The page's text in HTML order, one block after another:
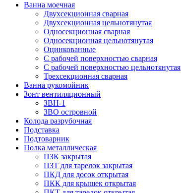
Ванна моечная
Двухсекционная сварная
Двухсекционная цельнотянутая
Односекционная сварная
Односекционная цельнотянутая
Оцинкованные
С рабочей поверхностью сварная
С рабочей поверхностью цельнотянутая
Трехсекционная сварная
Ванна рукомойник
Зонт вентиляционный
ЗВН-1
ЗВО островной
Колода разрубочная
Подставка
Подтоварник
Полка металлическая
ПЗК закрытая
ПЗТ для тарелок закрытая
ПКД для досок открытая
ПКК для крышек открытая